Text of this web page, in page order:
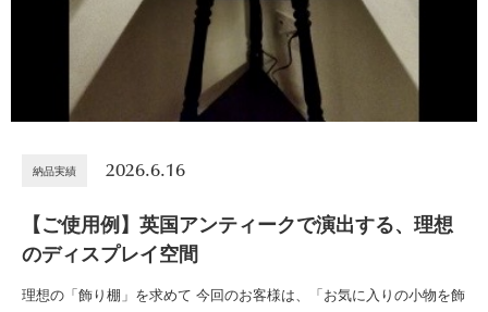
納品実績 2026.6.16
【ご使用例】英国アンティークで演出する、理想
のディスプレイ空間
理想の「飾り棚」を求めて 今回のお客様は、「お気に入りの小物を飾